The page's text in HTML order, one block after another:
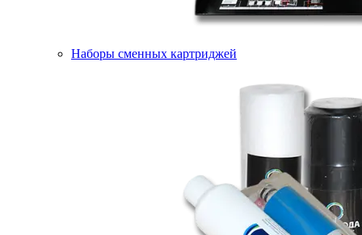
Наборы сменных картриджей